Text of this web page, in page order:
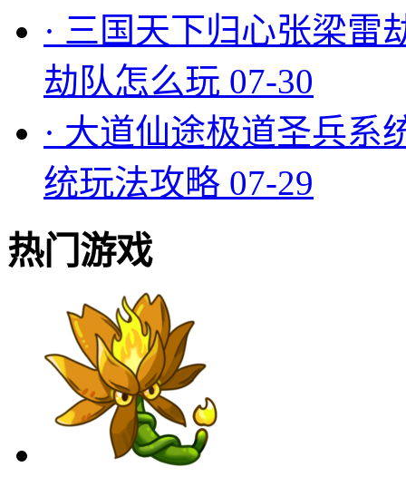
· 三国天下归心张梁雷
劫队怎么玩 07-30
· 大道仙途极道圣兵系
统玩法攻略 07-29
热门游戏